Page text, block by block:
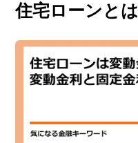
住宅ローンとは